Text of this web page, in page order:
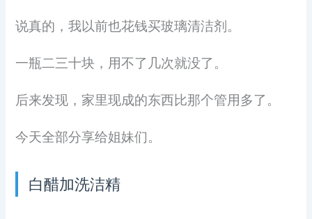
说真的，我以前也花钱买玻璃清洁剂。
一瓶二三十块，用不了几次就没了。
后来发现，家里现成的东西比那个管用多了。
今天全部分享给姐妹们。
白醋加洗洁精